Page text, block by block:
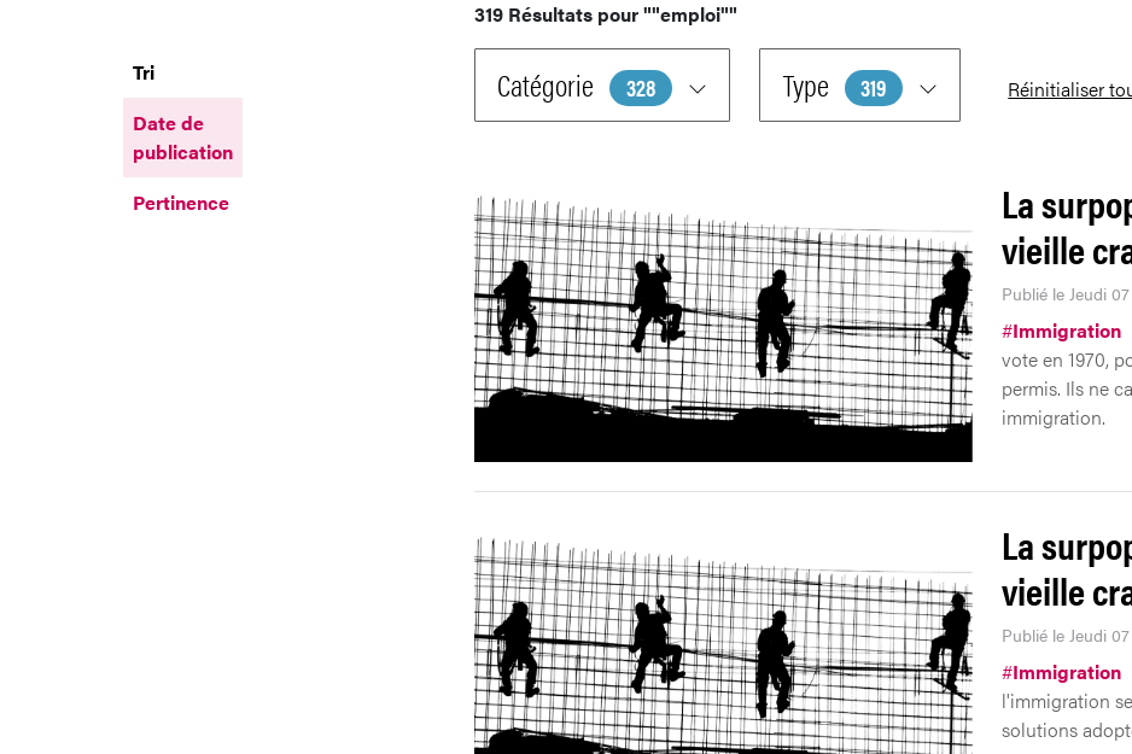
319 Résultats pour""emploi""
Tri
Date de
publication
Pertinence
Catégorie 328 Type 319 Réinitialiser
La
vieille
Publié le Jeudi
#Immigration
vote en 1970,
permis. Ils ne
immigration.
La
vieille
Publié le Jeudi
#Immigration
l'immigration
solutions